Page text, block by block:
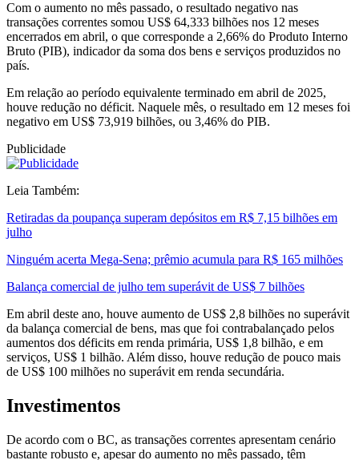
Com o aumento no mês passado, o resultado negativo nas
transações correntes somou US$ 64,333 bilhões nos 12 meses
encerrados em abril, o que corresponde a 2,66% do Produto Interno
Bruto (PIB), indicador da soma dos bens e serviços produzidos no
país.
Em relação ao período equivalente terminado em abril de 2025,
houve redução no déficit. Naquele mês, o resultado em 12 meses foi
negativo em US$ 73,919 bilhões, ou 3,46% do PIB.
Publicidade
Leia Também:
Retiradas da poupança superam depósitos em R$ 7,15 bilhões em
julho
Ninguém acerta Mega-Sena; prêmio acumula para R$ 165 milhões
Balança comercial de julho tem superávit de US$ 7 bilhões
Em abril deste ano, houve aumento de US$ 2,8 bilhões no superávit
da balança comercial de bens, mas que foi contrabalançado pelos
aumentos dos déficits em renda primária, US$ 1,8 bilhão, e em
serviços, US$ 1 bilhão. Além disso, houve redução de pouco mais
de US$ 100 milhões no superávit em renda secundária.
Investimentos
De acordo com o BC, as transações correntes apresentam cenário
bastante robusto e, apesar do aumento no mês passado, têm